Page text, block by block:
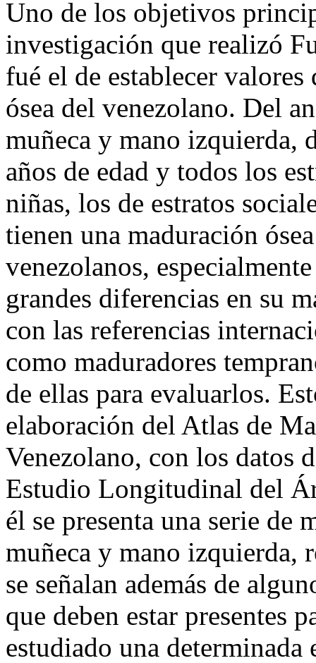
Uno de los objetivos
investigación que realizó
fué el de establecer
ósea del venezolano. Del
muñeca y mano izquierda,
años de edad y todos los
niñas, los de estratos
tienen una maduración
venezolanos,
grandes diferencias en su
con las referencias
como maduradores
de ellas para evaluarlos.
elaboración del Atlas de
Venezolano, con los datos
Estudio Longitudinal del
él se presenta una serie de
muñeca y mano izquierda,
se señalan además de
que deben estar presentes
estudiado una